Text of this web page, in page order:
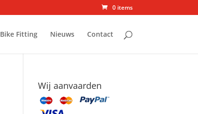
0 items
Bike Fitting Nieuws Contact
Wij aanvaarden